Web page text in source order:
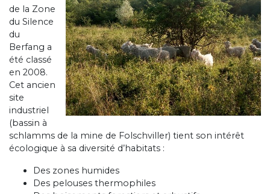
de la Zone
du Silence
du
Berfang a
été classé
en 2008.
Cet ancien
site
industriel
(bassin à
schlamms de la mine de Folschviller) tient son intérêt
écologique à sa diversité d’habitats :
Des zones humides
Des pelouses thermophiles